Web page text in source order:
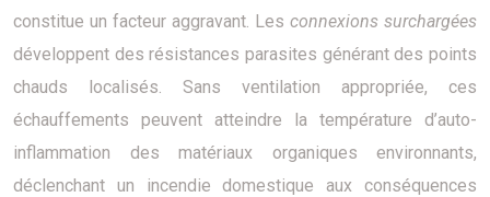
constitue un facteur aggravant. Les connexions surchargées
développent des résistances parasites générant des points
chauds localisés. Sans ventilation appropriée, ces
échauffements peuvent atteindre la température d’auto-
inflammation des matériaux organiques environnants,
déclenchant un incendie domestique aux conséquences